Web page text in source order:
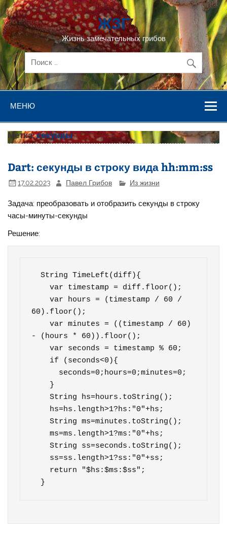
Перейти
к
содержимому
ЖЗГ
Жизнь замечательных грибов
МЕНЮ
Метка:секунды
Dart: секунды в строку вида hh:mm:ss
17.02.2023 Павел Грибов Из жизни
Задача: преобразовать и отобразить секунды в строку
часы-минуты-секунды
Решение:
  String TimeLeft(diff){
    var timestamp = diff.floor();
    var hours = (timestamp / 60 /
60).floor();
    var minutes = ((timestamp / 60)
- (hours * 60)).floor();
    var seconds = timestamp % 60;
    String hs=hours.toString();
    String ms=minutes.toString();
    ms=ms.length>1?ms:"0"+hs;
    String ss=seconds.toString();
  }